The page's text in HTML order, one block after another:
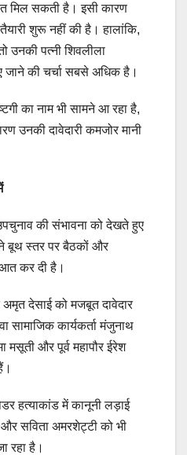
मिल सकती है। इसी कारण
शुरू नहीं की है। हालांकि,
उनकी पत्नी शिवलीला
जाने की चर्चा सबसे अधिक है।
का नाम भी सामने आ रहा है,
उनकी दावेदारी कमजोर मानी
उपचुनाव की संभावना को देखते हुए
ने बूथ स्तर पर बैठकों और
कर दी है।
अमृत देसाई को मजबूत दावेदार
सामाजिक कार्यकर्ता मंजुनाथ
मसूती और पूर्व महापौर ईरेश
हत्याकांड में कानूनी लड़ाई
सविता अमरशेट्टी को भी
रहा है।